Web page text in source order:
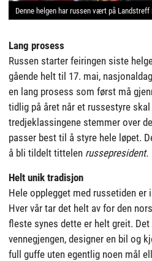
Denne helgen har russen vært på Landstreff
Lang prosess
Russen starter feiringen siste
gående helt til 17. mai,
en lang prosess som først må
tidlig på året når et russestyre
tredjeklassingene stemmer over
passer best til å styre hele løpet.
å bli tildelt tittelen russepresident.
Helt unik tradisjon
Hele opplegget med russetiden er
Hver vår tar det helt av for den
fleste synes dette er helt greit.
vennegjengen, designer en bil og
full guffe uten egentlig noen mål